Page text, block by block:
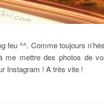
feu ^^. Comme toujours
me mettre des photos de
Instagram ! A très vite !